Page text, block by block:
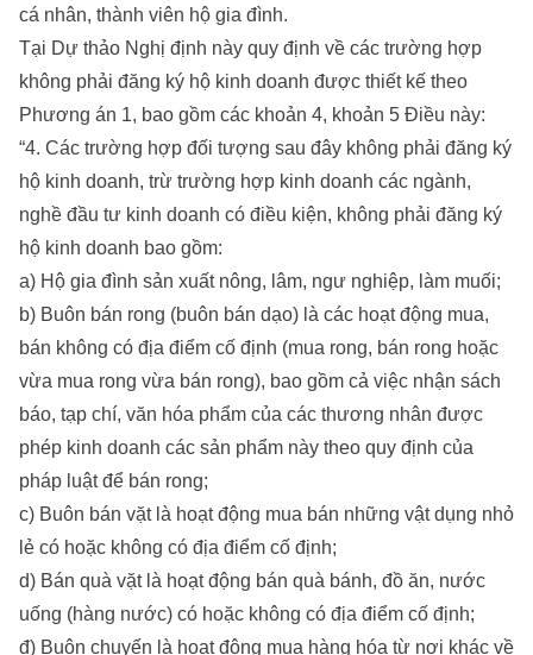
cá nhân, thành viên hộ gia đình.
Tại Dự thảo Nghị định này quy định về các trường hợp
không phải đăng ký hộ kinh doanh được thiết kế theo
Phương án 1, bao gồm các khoản 4, khoản 5 Điều này:
“4. Các trường hợp đối tượng sau đây không phải đăng ký
hộ kinh doanh, trừ trường hợp kinh doanh các ngành,
nghề đầu tư kinh doanh có điều kiện, không phải đăng ký
hộ kinh doanh bao gồm:
a) Hộ gia đình sản xuất nông, lâm, ngư nghiệp, làm muối;
b) Buôn bán rong (buôn bán dạo) là các hoạt động mua,
bán không có địa điểm cố định (mua rong, bán rong hoặc
vừa mua rong vừa bán rong), bao gồm cả việc nhận sách
báo, tạp chí, văn hóa phẩm của các thương nhân được
phép kinh doanh các sản phẩm này theo quy định của
pháp luật để bán rong;
c) Buôn bán vặt là hoạt động mua bán những vật dụng nhỏ
lẻ có hoặc không có địa điểm cố định;
d) Bán quà vặt là hoạt động bán quà bánh, đồ ăn, nước
uống (hàng nước) có hoặc không có địa điểm cố định;
đ) Buôn chuyến là hoạt động mua hàng hóa từ nơi khác về